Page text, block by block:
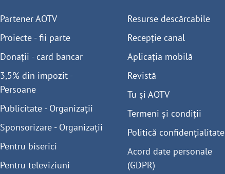
Partener AOTV
Proiecte - fii parte
Donații - card bancar
3,5% din impozit -
Persoane
Publicitate - Organizații
Sponsorizare - Organizații
Pentru biserici
Pentru televiziuni
Resurse descărcabile
Recepție canal
Aplicația mobilă
Revistă
Tu și AOTV
Termeni și condiții
Politică confidențialitate
Acord date personale
(GDPR)